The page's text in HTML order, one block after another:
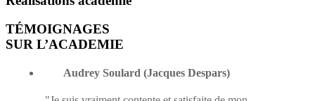
TÉMOIGNAGES
SUR L’ACADEMIE
Audrey Soulard (Jacques Despars)